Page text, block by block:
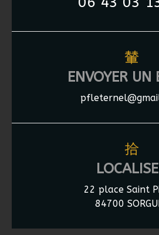
ENVOYER UN
22 place Saint
84700